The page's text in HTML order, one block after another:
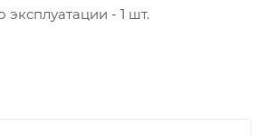
эксплуатации - 1 шт.